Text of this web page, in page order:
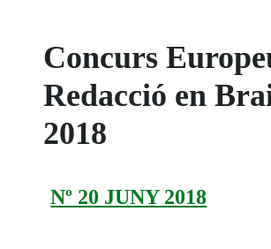
Concurs
Redacció en
2018
Nº 20 JUNY 2018